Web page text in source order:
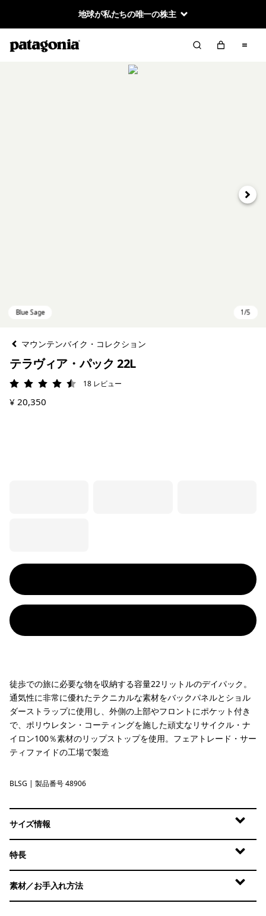
地球が私たちの唯一の株主
次へ
マウンテンバイク・コレクション
テラヴィア・パック 22L
評価: 4.5 / 5
18 レビュー
¥ 20,350
徒歩での旅に必要な物を収納する容量22リットルのデイパック。
通気性に非常に優れたテクニカルな素材をバックパネルとショル
ダーストラップに使用し、外側の上部やフロントにポケット付き
で、ポリウレタン・コーティングを施した頑丈なリサイクル・ナ
イロン100％素材のリップストップを使用。フェアトレード・サー
ティファイドの工場で製造
Blue Sage
BLSG | 製品番号 48906
サイズ情報
特長
素材／お手入れ方法